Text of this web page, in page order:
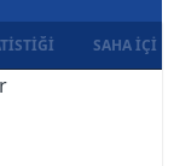
SAHA İÇI